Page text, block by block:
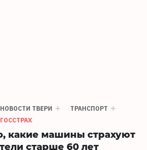
НОВОСТИ ТВЕРИ
ТРАНСПОРТ
какие машины страхуют
старше 60 лет